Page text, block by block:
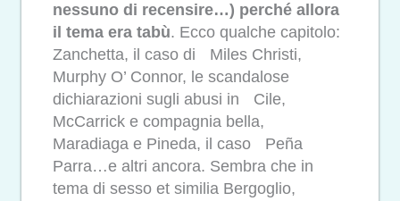
nessuno di recensire…) perché allora
il tema era tabù. Ecco qualche capitolo:
Zanchetta, il caso di Miles Christi,
Murphy O’ Connor, le scandalose
dichiarazioni sugli abusi in Cile,
McCarrick e compagnia bella,
Maradiaga e Pineda, il caso Peña
Parra…e altri ancora. Sembra che in
tema di sesso et similia Bergoglio,